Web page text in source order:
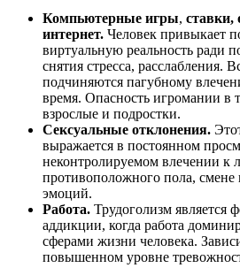
Компьютерные игры, ставки,
интернет. Человек привыкает
виртуальную реальность ради
снятия стресса, расслабления.
подчиняются пагубному
время. Опасность игромании в
взрослые и подростки.
Сексуальные отклонения.
выражается в постоянном
неконтролируемом влечении к
противоположного пола, смене
эмоций.
Работа. Трудоголизм является
аддикции, когда работа
сферами жизни человека.
повышенном уровне